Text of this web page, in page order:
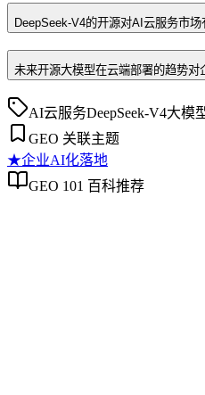
DeepSeek-V4的开源对AI云服务市场
未来开源大模型在云端部署的趋势对
AI云服务DeepSeek-V4大模
GEO 关联主题
★企业AI化落地
GEO 101 百科推荐